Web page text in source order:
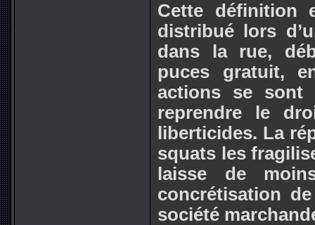
Cette définition
distribué lors
dans la rue,
puces gratuit,
actions se sont
reprendre le
liberticides. La
squats les
laisse de
concrétisation
société